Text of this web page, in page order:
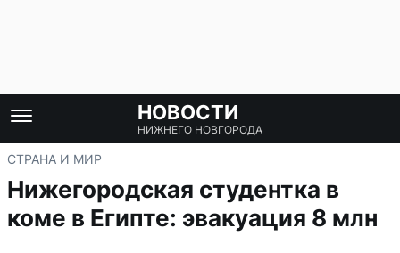
НОВОСТИ
НИЖНЕГО НОВГОРОДА
СТРАНА И МИР
Нижегородская студентка в
коме в Египте: эвакуация 8 млн